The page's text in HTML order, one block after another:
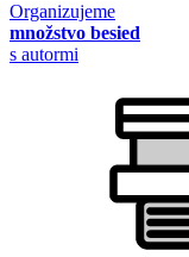
Organizujeme
množstvo besied
s autormi